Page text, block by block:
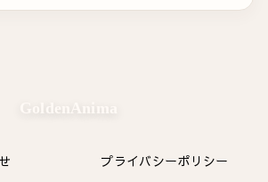
プライバシーポリシー